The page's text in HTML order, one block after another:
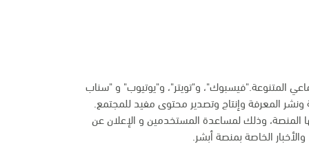
المتنوعة."فيسبوك"، و"تويتر"، و"يوتيوب" و "سناب
المعرفة وإنتاج وتصدير محتوى مفيد للمجتمع.
المنصة، وذلك لمساعدة المستخدمين و الإعلان عن
الخاصة بمنصة أبشر.